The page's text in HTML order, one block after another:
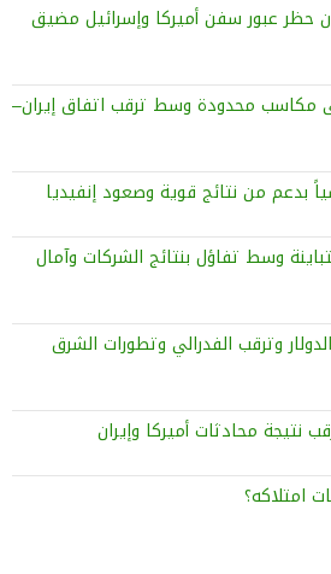
حظر عبور سفن أميركا وإسرائيل مضيق
مكاسب محدودة وسط ترقب اتفاق إيران–
بدعم من نتائج قوية وصعود إنفيديا
وسط تفاؤل بنتائج الشركات وآمال
مع ضعف الدولار وترقب الفدرالي وتطورات الشرق
نتيجة محادثات أميركا وإيران
امتلاكه؟